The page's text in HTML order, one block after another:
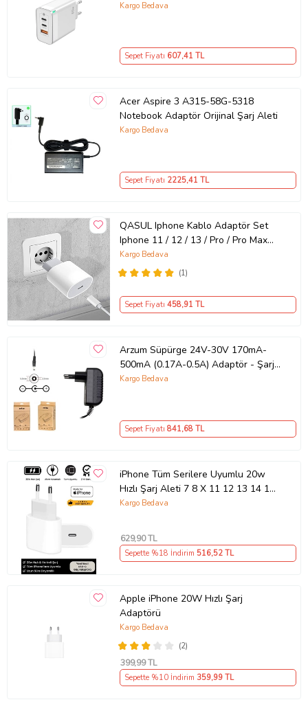
GaN Teknolojili 65W Hızlı Şarj Cihazı
Adaptörü – Type-C ve USB Çıkışlı,
Evrensel 65W Duvar Tipi Şarj
Kargo Bedava
Sepet Fiyatı 607,41 TL
Acer Aspire 3 A315-58G-5318
Notebook Adaptör Orijinal Şarj Aleti
Kargo Bedava
Sepet Fiyatı 2225,41 TL
QASUL Iphone Kablo Adaptör Set
Iphone 11 / 12 / 13 / Pro / Pro Max
Uyumlu Şarj Aleti Seti
(1)
Kargo Bedava
Sepet Fiyatı 458,91 TL
Arzum Süpürge 24V-30V 170mA-
500mA (0.17A-0.5A) Adaptör - Şarj
Aleti RETRO
Kargo Bedava
Sepet Fiyatı 841,68 TL
iPhone Tüm Serilere Uyumlu 20w
Hızlı Şarj Aleti 7 8 X 11 12 13 14 15
16 İçin Type-C Girişli Adaptör
Kargo Bedava
629,90 TL
Sepette %18 İndirim 516,52 TL
Apple iPhone 20W Hızlı Şarj
Adaptörü
(2)
Kargo Bedava
399,99 TL
Sepette %10 İndirim 359,99 TL